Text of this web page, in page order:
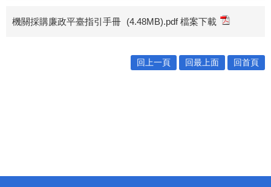
機關採購廉政平臺指引手冊 (4.48MB).pdf 檔案下載
回上一頁 回最上面 回首頁